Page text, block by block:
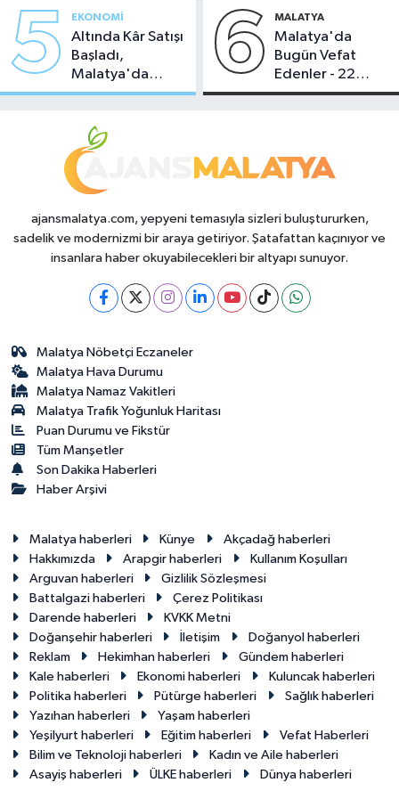
5 EKONOMI
Altında Kâr Satışı
Başladı,
Malatya'da
Makas Ne
6 MALATYA
Malatya'da
Bugün Vefat
Edenler - 22
Temmuz 2026
ajansmalatya.com, yepyeni temasıyla sizleri buluştururken,
sadelik ve modernizmi bir araya getiriyor. Şatafattan kaçınıyor ve
insanlara haber okuyabilecekleri bir altyapı sunuyor.
Malatya Nöbetçi Eczaneler
Malatya Hava Durumu
Malatya Namaz Vakitleri
Malatya Trafik Yoğunluk Haritası
Puan Durumu ve Fikstür
Tüm Manşetler
Son Dakika Haberleri
Haber Arşivi
Malatya haberleri Künye
Akçadağ haberleri
Hakkımızda
Arapgir haberleri
Kullanım Koşulları
Arguvan haberleri
Gizlilik Sözleşmesi
Battalgazi haberleri
Çerez Politikası
Darende haberleri
KVKK Metni
Doğanşehir haberleri
İletişim
Doğanyol haberleri
Reklam
Hekimhan haberleri
Gündem haberleri
Kale haberleri
Ekonomi haberleri
Kuluncak haberleri
Politika haberleri
Pütürge haberleri
Sağlık haberleri
Yazıhan haberleri
Yaşam haberleri
Yeşilyurt haberleri
Eğitim haberleri
Vefat Haberleri
Bilim ve Teknoloji haberleri
Kadın ve Aile haberleri
Asayiş haberleri
ÜLKE haberleri Dünya haberleri